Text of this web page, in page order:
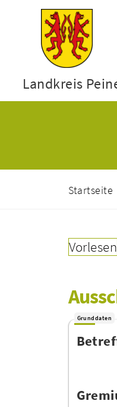
Landkreis
Startseite
Vorlesen
Grunddaten